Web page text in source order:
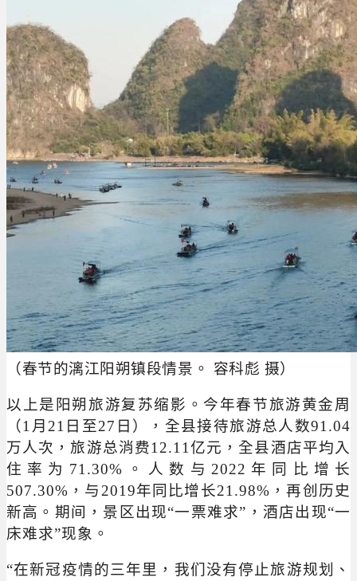
（春节的漓江阳朔镇段情景。 容科彪 摄）
以上是阳朔旅游复苏缩影。今年春节旅游黄金周
（1月21日至27日），全县接待旅游总人数91.04
万人次，旅游总消费12.11亿元，全县酒店平均入
住率为71.30%。人数与2022年同比增长
507.30%，与2019年同比增长21.98%，再创历史
新高。期间，景区出现“一票难求”，酒店出现“一
床难求”现象。
“在新冠疫情的三年里，我们没有停止旅游规划、